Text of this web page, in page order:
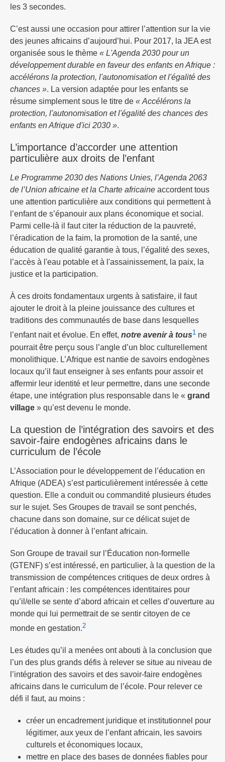
les 3 secondes.
C’est aussi une occasion pour attirer l’attention sur la vie
des jeunes africains d’aujourd’hui. Pour 2017, la JEA est
organisée sous le thème « L'Agenda 2030 pour un
développement durable en faveur des enfants en Afrique :
accélérons la protection, l'autonomisation et l'égalité des
chances ». La version adaptée pour les enfants se
résume simplement sous le titre de « Accélérons la
protection, l'autonomisation et l'égalité des chances des
enfants en Afrique d'ici 2030 ».
L’importance d’accorder une attention
particulière aux droits de l’enfant
Le Programme 2030 des Nations Unies, l’Agenda 2063
de l’Union africaine et la Charte africaine accordent tous
une attention particulière aux conditions qui permettent à
l’enfant de s’épanouir aux plans économique et social.
Parmi celle-là il faut citer la réduction de la pauvreté,
l’éradication de la faim, la promotion de la santé, une
éducation de qualité garantie à tous, l’égalité des sexes,
l’accès à l'eau potable et à l'assainissement, la paix, la
justice et la participation.
À ces droits fondamentaux urgents à satisfaire, il faut
ajouter le droit à la pleine jouissance des cultures et
traditions des communautés de base dans lesquelles
l’enfant nait et évolue. En effet, notre avenir à tous1 ne
pourrait être perçu sous l’angle d’un bloc culturellement
monolithique. L’Afrique est nantie de savoirs endogènes
locaux qu’il faut enseigner à ses enfants pour assoir et
affermir leur identité et leur permettre, dans une seconde
étape, une intégration plus responsable dans le « grand
village » qu’est devenu le monde.
La question de l’intégration des savoirs et des
savoir-faire endogènes africains dans le
curriculum de l’école
L’Association pour le développement de l’éducation en
Afrique (ADEA) s’est particulièrement intéressée à cette
question. Elle a conduit ou commandité plusieurs études
sur le sujet. Ses Groupes de travail se sont penchés,
chacune dans son domaine, sur ce délicat sujet de
l’éducation à donner à l’enfant africain.
Son Groupe de travail sur l’Éducation non-formelle
(GTENF) s’est intéressé, en particulier, à la question de la
transmission de compétences critiques de deux ordres à
l’enfant africain : les compétences identitaires pour
qu’il/elle se sente d’abord africain et celles d’ouverture au
monde qui lui permettrait de se sentir citoyen de ce
monde en gestation.2
Les études qu’il a menées ont abouti à la conclusion que
l’un des plus grands défis à relever se situe au niveau de
l’intégration des savoirs et des savoir-faire endogènes
africains dans le curriculum de l’école. Pour relever ce
défi il faut, au moins :
créer un encadrement juridique et institutionnel pour
légitimer, aux yeux de l’enfant africain, les savoirs
culturels et économiques locaux,
mettre en place des bases de données fiables pour